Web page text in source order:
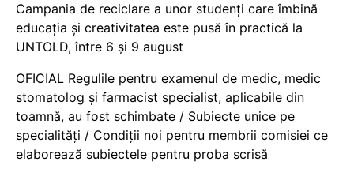
Campania de reciclare a unor studenți care îmbină
educația și creativitatea este pusă în practică la
UNTOLD, între 6 și 9 august
OFICIAL Regulile pentru examenul de medic, medic
stomatolog și farmacist specialist, aplicabile din
toamnă, au fost schimbate / Subiecte unice pe
specialități / Condiții noi pentru membrii comisiei ce
elaborează subiectele pentru proba scrisă